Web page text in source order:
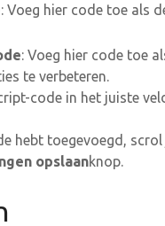
: Voeg hier code toe als
: Voeg hier code toe
te verbeteren.
code in het juiste
hebt toegevoegd,
opslaanknop.